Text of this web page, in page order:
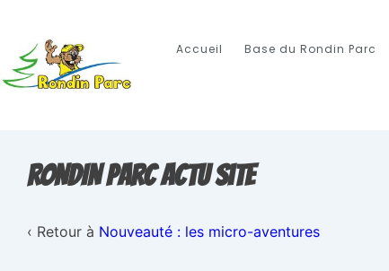
Accueil Base du Rondin Parc
RONDIN PARC actu site
‹ Retour à Nouveauté : les micro-aventures